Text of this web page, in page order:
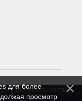
|
для более
просмотр